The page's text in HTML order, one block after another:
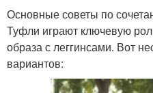
Основные советы по
Туфли играют ключевую
образа с леггинсами. Вот
вариантов: